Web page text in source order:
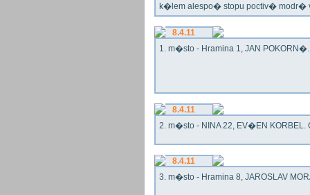
k�lem alespo� stopu poctiv�
8.4.11
1. m�sto - Hramina 1, JAN
8.4.11
2. m�sto - NINA 22, EV�EN KORBEL.
8.4.11
3. m�sto - Hramina 8, JAROSLAV